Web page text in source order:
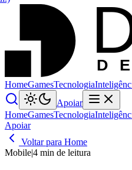
D
HomeGamesTecnologia
Apoiar
HomeGamesTecnologia
Apoiar
Voltar para Home
Mobile|4 min de leitura